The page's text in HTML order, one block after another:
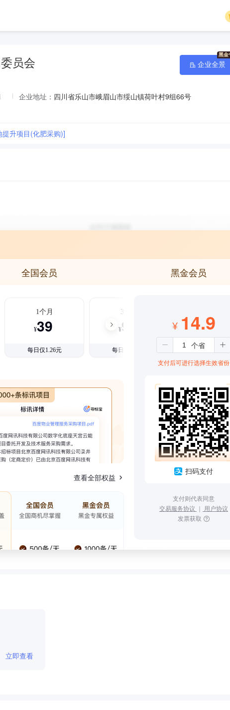
员会
企业地址： 四川省乐山市峨眉山市绥山镇荷叶村9组66号
升项目(化肥采购)]
企业全景
全国会员 黑金会员
1个月
¥39
每日仅1.26元
3个月
¥99
每日仅1.08元
查看全部权益
¥ 14.9
支付后可进行选择生效省份
扫码支付
支付则代表同意
交易服务协议 ｜ 用户协议
发票获取
立即查看